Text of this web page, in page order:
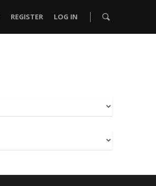
REGISTER LOG IN